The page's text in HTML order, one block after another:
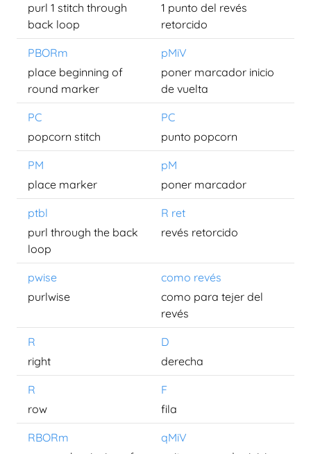
purl 1 stitch through
back loop
1 punto del revés
retorcido
PBORm
pMiV
place beginning of
round marker
poner marcador inicio
de vuelta
PC
PC
popcorn stitch
punto popcorn
PM
pM
place marker
poner marcador
ptbl
R ret
purl through the back
loop
revés retorcido
pwise
como revés
purlwise
como para tejer del
revés
R
D
right
derecha
R
F
row
fila
RBORm
qMiV